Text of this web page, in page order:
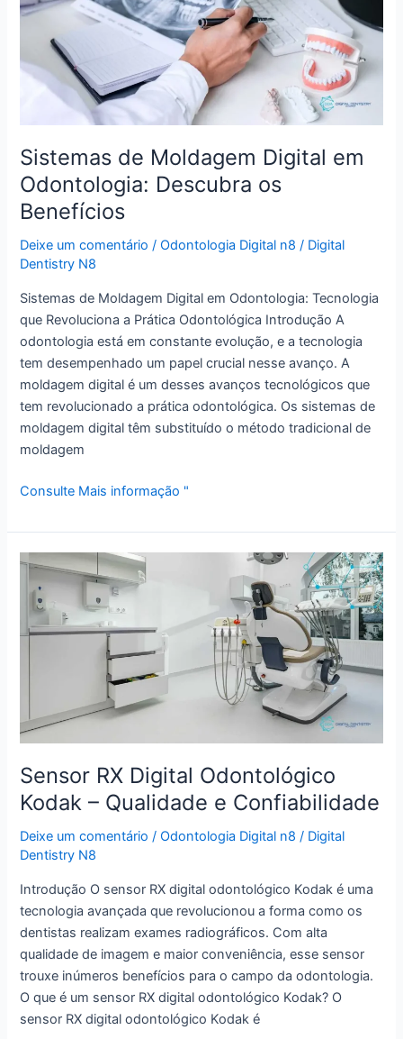
Sistemas de Moldagem Digital em
Odontologia: Descubra os
Benefícios
Deixe um comentário /Odontologia Digital n8 / Digital
Dentistry N8
Sistemas de Moldagem Digital em Odontologia: Tecnologia
que Revoluciona a Prática Odontológica Introdução A
odontologia está em constante evolução, e a tecnologia
tem desempenhado um papel crucial nesse avanço. A
moldagem digital é um desses avanços tecnológicos que
tem revolucionado a prática odontológica. Os sistemas de
moldagem digital têm substituído o método tradicional de
moldagem
Digital
Odontologia:
Descubra
Benefícios
Consulte Mais informação "
Sensor RX Digital Odontológico
Kodak – Qualidade e Confiabilidade
Deixe um comentário /Odontologia Digital n8 / Digital
Dentistry N8
Introdução O sensor RX digital odontológico Kodak é uma
tecnologia avançada que revolucionou a forma como os
dentistas realizam exames radiográficos. Com alta
qualidade de imagem e maior conveniência, esse sensor
trouxe inúmeros benefícios para o campo da odontologia.
O que é um sensor RX digital odontológico Kodak? O
sensor RX digital odontológico Kodak é
Sensor
RX
Digital
Odontológico
Confiabilidade